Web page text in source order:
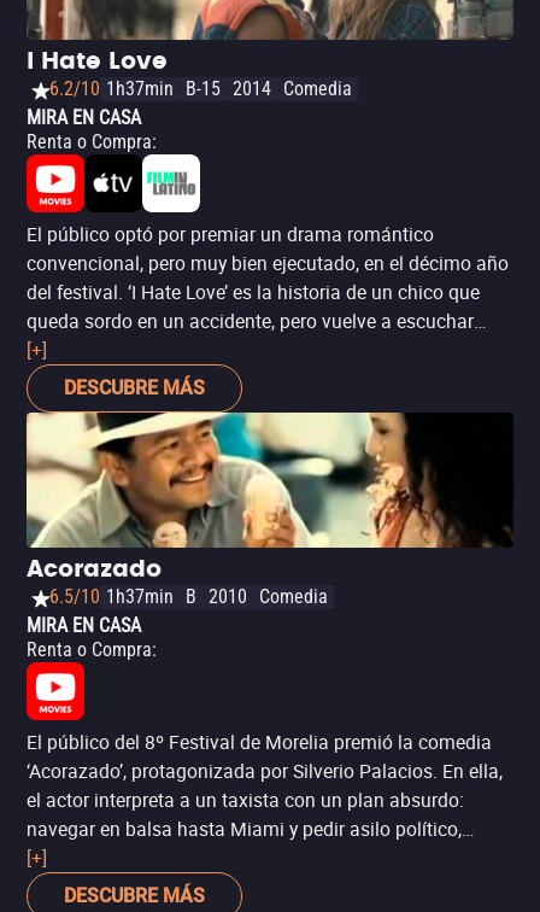
I Hate Love
6.2/10 1h37min B-15 2014 Comedia
MIRA EN CASA
Renta o Compra:
El público optó por premiar un drama romántico
convencional, pero muy bien ejecutado, en el décimo año
del festival. ‘I Hate Love’ es la historia de un chico que
queda sordo en un accidente, pero vuelve a escuchar
cuando se enamora de una chica extranjera. Sin
embargo, sus esperanzas se ven frustradas cuando se
entera de que su mejor amigo también quiere con ella.
[+]
DESCUBRE MÁS
Acorazado
6.5/10 1h37min B 2010
Comedia
MIRA EN CASA
Renta o Compra:
El público del 8º Festival de Morelia premió la comedia
‘Acorazado’, protagonizada por Silverio Palacios. En ella,
el actor interpreta a un taxista con un plan absurdo:
navegar en balsa hasta Miami y pedir asilo político,
aunque el destino tiene a bien mandarle una tormenta
que lo desvía hacia Cuba.
[+]
DESCUBRE MÁS